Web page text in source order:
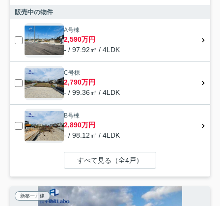
販売中の物件
A号棟
2,590万円
- / 97.92㎡ / 4LDK
C号棟
2,790万円
- / 99.36㎡ / 4LDK
B号棟
2,890万円
- / 98.12㎡ / 4LDK
すべて見る（全4戸）
新築一戸建